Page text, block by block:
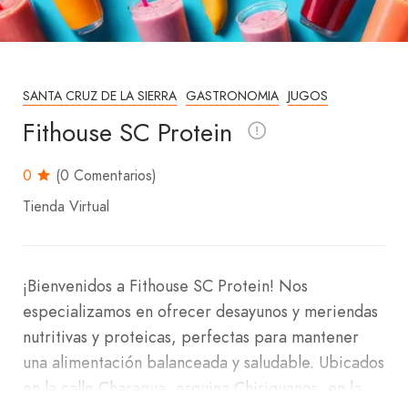
SANTA CRUZ DE LA SIERRA GASTRONOMIA JUGOS
Fithouse SC Protein
0
(0 Comentarios)
Tienda Virtual
¡Bienvenidos a Fithouse SC Protein! Nos
especializamos en ofrecer desayunos y meriendas
nutritivas y proteicas, perfectas para mantener
una alimentación balanceada y saludable. Ubicados
en la calle Charagua, esquina Chiriguanos, en la